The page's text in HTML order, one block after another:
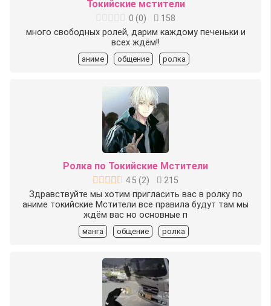
Токийские мстители
0 (0)
158
много свободных ролей, дарим каждому печеньки и
всех ждём!!
аниме общение ролка
Ролка по Токийские Мстители
4.5 (2)
215
Здравствуйте мы хотим пригласить вас в ролку по
аниме токийские Мстители все правила будут там мы
ждём вас но основные п
манга общение ролка